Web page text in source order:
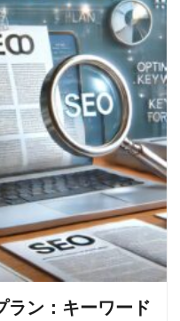
ラン：キーワード